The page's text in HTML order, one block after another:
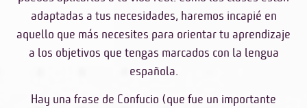
adaptadas a tus necesidades, haremos incapié en
aquello que más necesites para orientar tu aprendizaje
a los objetivos que tengas marcados con la lengua
española.
Hay una frase de Confucio (que fue un importante